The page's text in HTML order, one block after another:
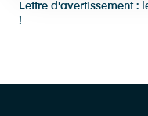
Lettre d'avertissement :
!